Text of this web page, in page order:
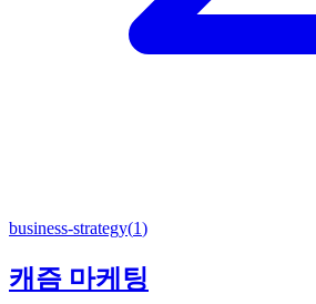
business-strategy(1)
캐즘 마케팅